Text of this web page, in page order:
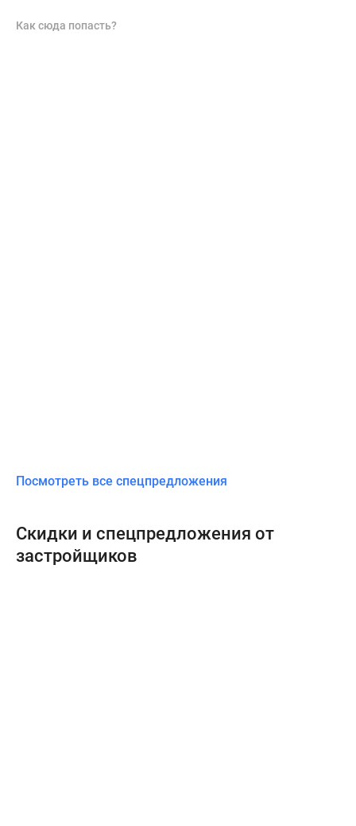
Как сюда попасть?
Посмотреть все спецпредложения
Скидки и спецпредложения от
застройщиков